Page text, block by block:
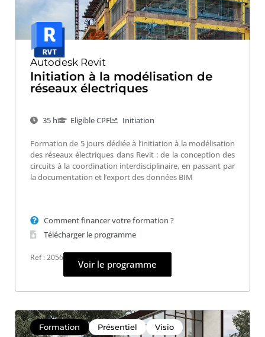
Autodesk Revit
Initiation à la modélisation de
réseaux électriques
35 h Eligible CPF Initiation
Formation de 5 jours dédiée à l’initiation à la modélisation
des réseaux électriques dans Revit : de la conception des
circuits à la coordination interdisciplinaire, en passant par
la documentation et l’export des données BIM
Comment financer votre formation ?
Télécharger le programme
Ref : 2056
Voir le programme
Formation Présentiel Visio